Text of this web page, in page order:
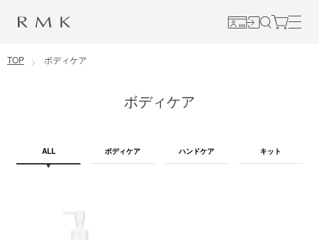
コンテンツに移動
TOP ボディケア
ボディケア
ALL ボディケア ハンドケア キット